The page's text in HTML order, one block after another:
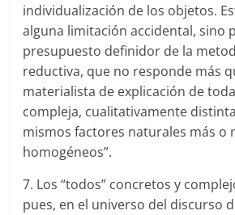
individualización de los objetos.
alguna limitación accidental, sino
presupuesto definidor de la
reductiva, que no responde más
materialista de explicación de
compleja, cualitativamente
mismos factores naturales más o
homogéneos”.
7. Los “todos” concretos y
pues, en el universo del discurso